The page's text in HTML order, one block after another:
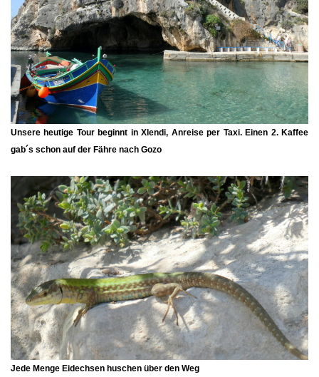
Unsere heutige Tour beginnt inXlendi, Anreise per Taxi. Einen 2. Kaffee
gab´s schon auf der Fähre nach Gozo
Jede Menge Eidechsen huschen über den Weg